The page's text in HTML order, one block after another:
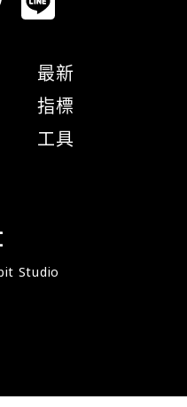
最新
指標
工具
Studio